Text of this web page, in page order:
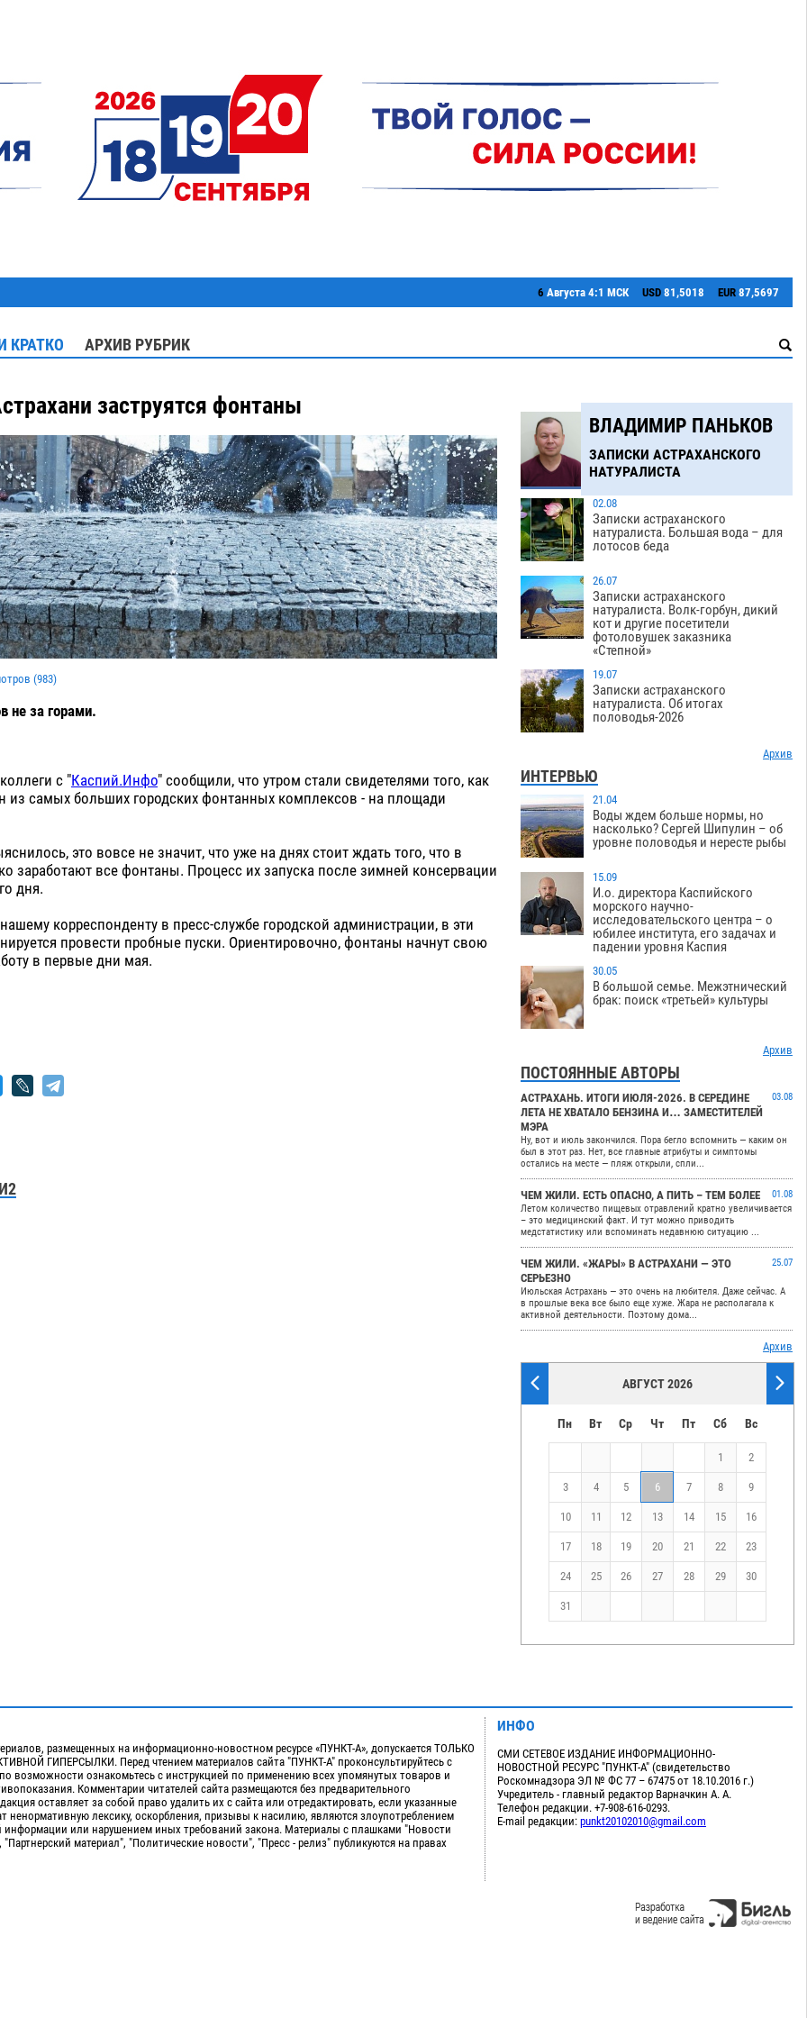
6 Августа 4:1 МСК USD 81,5018 EUR 87,5697
КРАТКО АРХИВ РУБРИК
заструятся фонтаны
(983)
не за горами.
с "Каспий.Инфо" сообщили, что утром стали свидетелями того, как
из самых больших городских фонтанных комплексов - на площади
это вовсе не значит, что уже на днях стоит ждать того, что в
заработают все фонтаны. Процесс их запуска после зимней консервации
дня.
корреспонденту в пресс-службе городской администрации, в эти
провести пробные пуски. Ориентировочно, фонтаны начнут свою
в первые дни мая.
ВЛАДИМИР ПАНЬКОВ
ЗАПИСКИ АСТРАХАНСКОГО
НАТУРАЛИСТА
02.08
Записки астраханского
натуралиста. Большая вода – для
лотосов беда
26.07
Записки астраханского
натуралиста. Волк-горбун, дикий
кот и другие посетители
фотоловушек заказника
«Степной»
19.07
Записки астраханского
натуралиста. Об итогах
половодья-2026
Архив
ИНТЕРВЬЮ
21.04
Воды ждем больше нормы, но
насколько? Сергей Шипулин – об
уровне половодья и нересте рыбы
15.09
И.о. директора Каспийского
морского научно-
исследовательского центра – о
юбилее института, его задачах и
падении уровня Каспия
30.05
В большой семье. Межэтнический
брак: поиск «третьей» культуры
Архив
ПОСТОЯННЫЕ АВТОРЫ
АСТРАХАНЬ. ИТОГИ ИЮЛЯ-2026. В СЕРЕДИНЕ
ЛЕТА НЕ ХВАТАЛО БЕНЗИНА И… ЗАМЕСТИТЕЛЕЙ
МЭРА
03.08
Ну, вот и июль закончился. Пора бегло вспомнить — каким он
был в этот раз. Нет, все главные атрибуты и симптомы
остались на месте — пляж открыли, спли...
ЧЕМ ЖИЛИ. ЕСТЬ ОПАСНО, А ПИТЬ – ТЕМ БОЛЕЕ
01.08
Летом количество пищевых отравлений кратно увеличивается
– это медицинский факт. И тут можно приводить
медстатистику или вспоминать недавнюю ситуацию ...
ЧЕМ ЖИЛИ. «ЖАРЫ» В АСТРАХАНИ — ЭТО
СЕРЬЕЗНО
25.07
Июльская Астрахань — это очень на любителя. Даже сейчас. А
в прошлые века все было еще хуже. Жара не располагала к
активной деятельности. Поэтому дома...
Архив
АВГУСТ 2026
Пн Вт Ср Чт Пт Сб Вс
1 2
3 4 5 6 7 8 9
10 11 12 13 14 15 16
17 18 19 20 21 22 23
24 25 26 27 28 29 30
31
размещенных на информационно-новостном ресурсе «ПУНКТ-А», допускается ТОЛЬКО
ГИПЕРСЫЛКИ. Перед чтением материалов сайта "ПУНКТ-А" проконсультируйтесь с
возможности ознакомьтесь с инструкцией по применению всех упомянутых товаров и
Комментарии читателей сайта размещаются без предварительного
оставляет за собой право удалить их с сайта или отредактировать, если указанные
ненормативную лексику, оскорбления, призывы к насилию, являются злоупотреблением
информации или нарушением иных требований закона. Материалы с плашками "Новости
материал", "Политические новости", "Пресс - релиз" публикуются на правах
ИНФО
СМИ СЕТЕВОЕ ИЗДАНИЕ ИНФОРМАЦИОННО-
НОВОСТНОЙ РЕСУРС "ПУНКТ-А" (свидетельство
Роскомнадзора ЭЛ № ФС 77 – 67475 от 18.10.2016 г.)
Учредитель - главный редактор Варначкин А. А.
Телефон редакции. +7-908-616-0293.
E-mail редакции: punkt20102010@gmail.com